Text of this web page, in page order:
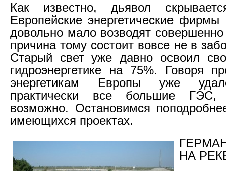
Как известно, дьявол
Европейские энергетические
довольно мало возводят
причина тому состоит вовсе не в
Старый свет уже давно освоил
гидроэнергетике на 75%. Говоря
энергетикам Европы уже
практически все большие ГЭС,
возможно. Остановимся
имеющихся проектах.
НА